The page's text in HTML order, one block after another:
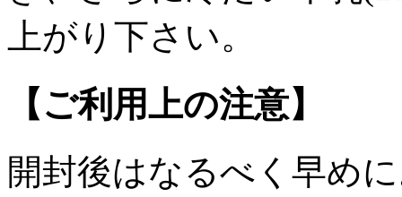
上がり下さい。
【ご利用上の注意】
開封後はなるべく早め